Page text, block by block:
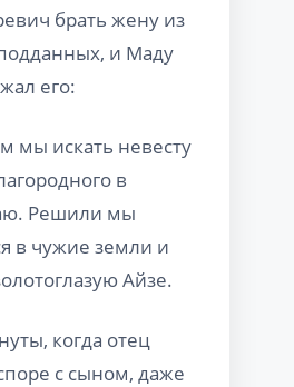
брать жену из
и Маду
его:
мы искать невесту
в
Решили мы
в чужие земли и
Айзе.
когда отец
с сыном, даже